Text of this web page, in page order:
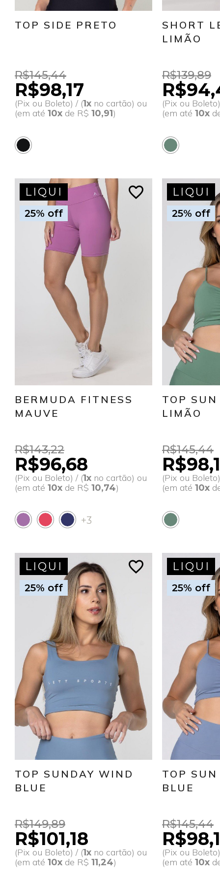
TOP SIDE PRETO
R$145,44
R$98,17
(Pix ou Boleto) / (1x no cartão) ou
(em até 10x de R$ 10,91)
SHORT
LIMÃO
R$139,89
(Pix ou
(em até 10x
LIQUI
25% off
favorite_border
BERMUDA FITNESS
MAUVE
R$143,22
R$96,68
(Pix ou Boleto) / (1x no cartão) ou
(em até 10x de R$ 10,74)
+3
LIQUI
25% off
TOP
LIMÃO
R$145,44
(Pix ou
(em até 10x
LIQUI
25% off
favorite_border
TOP SUNDAY WIND
BLUE
R$149,89
R$101,18
(Pix ou Boleto) / (1x no cartão) ou
(em até 10x de R$ 11,24)
LIQUI
25% off
TOP
BLUE
R$145,44
(Pix ou
(em até 10x